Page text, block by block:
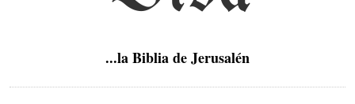
...la Biblia de Jerusalén